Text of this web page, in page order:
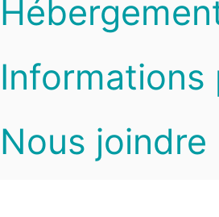
Informations
Nous joindre